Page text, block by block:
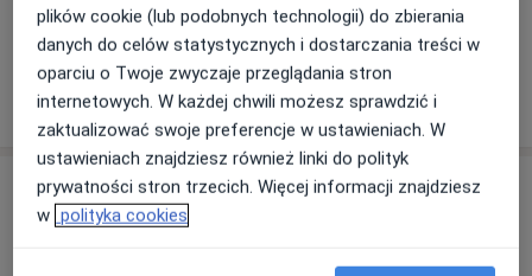
+ 7 usług
W jaki sposób ustalane są ceny?
Adresy (3)
plików cookie (lub podobnych technologii) do zbierania
danych do celów statystycznych i dostarczania treści w
oparciu o Twoje zwyczaje przeglądania stron
internetowych. W każdej chwili możesz sprawdzić i
zaktualizować swoje preferencje w ustawieniach. W
ustawieniach znajdziesz również linki do polityk
prywatności stron trzecich. Więcej informacji znajdziesz
w polityka cookies